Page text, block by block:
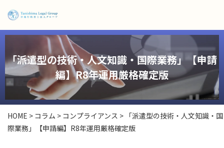
「派遣型の技術・人文知識・国際業務」【申請
編】R8年運用厳格確定版
HOME > コラム > コンプライアンス > 「派遣型の技術・人文知識・国
際業務」【申請編】R8年運用厳格確定版